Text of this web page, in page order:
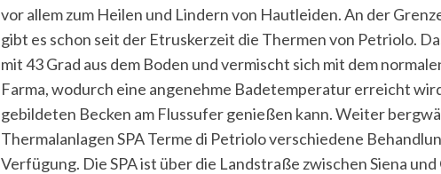
vor allem zum Heilen und Lindern von Hautleiden. An der
gibt es schon seit der Etruskerzeit die Thermen von Petriolo.
mit 43 Grad aus dem Boden und vermischt sich mit dem
Farma, wodurch eine angenehme Badetemperatur erreicht
gebildeten Becken am Flussufer genießen kann. Weiter
Thermalanlagen SPA Terme di Petriolo verschiedene
Verfügung. Die SPA ist über die Landstraße zwischen Siena